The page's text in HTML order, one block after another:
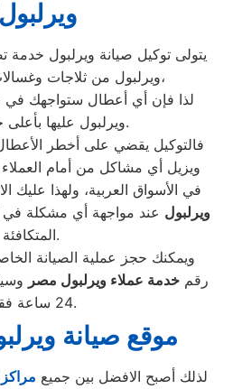
يتولى توكيل صيانة ويرلبول
ويرلبول من ثلاجات وغسالات وديب فريزرات،
ويرلبول عليها بأعلى جودة ممكنة.
فالتوكيل يقضي على أخطر
ويزيل أي مشاكل من أمام العملاء
في الأسواق العربية، ولهذا عليك
ويرلبول عند مواجهة أي مشكلة في
المتكافئة.
ويمكنك حجز عملية الصيانة
رقمخدمة عملاءويرلبول مصر
24 ساعة فقط.
موقع صيانة
لذلك أصبح الافضل بين جميع مراكز